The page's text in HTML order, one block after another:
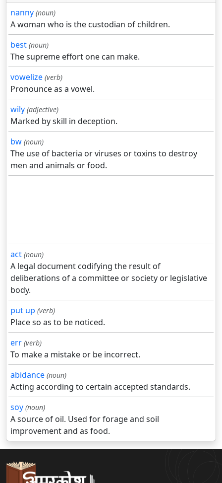
nanny (noun)
A woman who is the custodian of children.
best (noun)
The supreme effort one can make.
vowelize (verb)
Pronounce as a vowel.
wily (adjective)
Marked by skill in deception.
bw (noun)
The use of bacteria or viruses or toxins to destroy
men and animals or food.
act (noun)
A legal document codifying the result of
deliberations of a committee or society or legislative
body.
put up (verb)
Place so as to be noticed.
err (verb)
To make a mistake or be incorrect.
abidance (noun)
Acting according to certain accepted standards.
soy (noun)
A source of oil. Used for forage and soil
improvement and as food.